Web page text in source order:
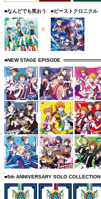
■なんどでも笑おう ■ビーストクロニクル
■NEW STAGE EPISODE
■5th ANNIVERSARY SOLO COLLECTION